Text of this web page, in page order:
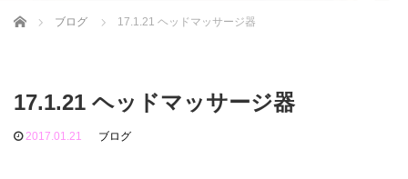
Home ブログ 17.1.21 ヘッドマッサージ器
17.1.21 ヘッドマッサージ器
2017.01.21 ブログ